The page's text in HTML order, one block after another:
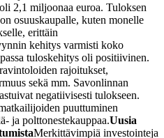
2,1 miljoonaa euroa. Tuloksen
osuuskaupalle, kuten monelle
erittäin
kehitys varmisti koko
tuloskehitys oli positiivinen.
rajoitukset,
sekä mm. Savonlinnan
negatiivisesti tulokseen.
puuttuminen
ja polttonestekauppaa.Uusia
Merkittävimpiä investointeja